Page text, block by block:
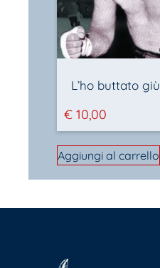
€ 10,00
Aggiungi al carrello